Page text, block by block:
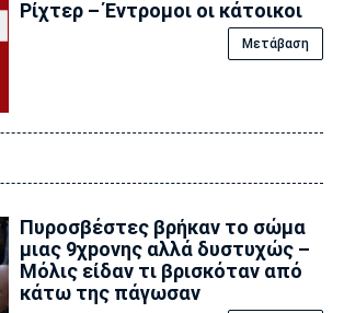
Ρίχτερ – Έντρομοι οι κάτοικοι
Μετάβαση
Πυροσβέστες βρήκαν το σώμα
μιας 9χpονης αλλά δυστυχώς –
Μόλις είδαν τι βρισκόταν από
κάτω της πάγωσαν